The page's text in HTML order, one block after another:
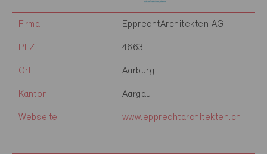
Firma EpprechtArchitekten AG
PLZ 4663
Ort Aarburg
Kanton Aargau
Webseite www.epprechtarchitekten.ch